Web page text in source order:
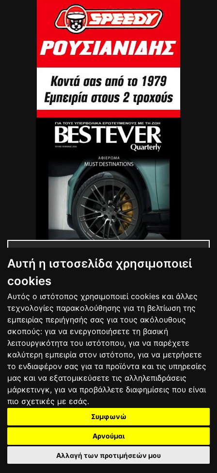
Αυτή η ιστοσελίδα χρησιμοποιεί
cookies
Αυτός ο ιστότοπος χρησιμοποιεί cookies και άλλες
τεχνολογίες παρακολούθησης για τη βελτίωση της
εμπειρίας περιήγησής σας για τους ακόλουθους
σκοπούς: για να ενεργοποιήσετε τη βασική
λειτουργικότητα του ιστότοπου, για να παρέχετε
καλύτερη εμπειρία στον ιστότοπο, για να μετρήσετε
το ενδιαφέρον σας για τα προϊόντα και τις υπηρεσίες
μας και να εξατομικεύσετε τις αλληλεπιδράσεις
μάρκετινγκ, για να προβάλλετε διαφημίσεις που είναι
πιο σχετικές με εσάς.
Συμφωνώ
Αρνούμαι
Αλλαγή των προτιμήσεών μου
Βαθμολογία Οδηγών
MOTOGP
No Αναβάτης Χώρα Βαθμοί
1 Jorge MARTIN SPA
208
2
Ai OGURA JPN
3
Marc MARQUEZ SPA
4
Marco BEZZECCHI ITA
5
Fabio DI
GIANNANTONIO
ITA 184
6 Raul FERNANDEZ SPA
159
7
Pedro ACOSTA SPA
8
Francesco
BAGNAIA
ITA 143
9 Alex MARQUEZ SPA
87
ITA
Bαθμολογία